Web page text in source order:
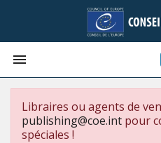

Libraires ou agents de
publishing@coe.int pour
spéciales !